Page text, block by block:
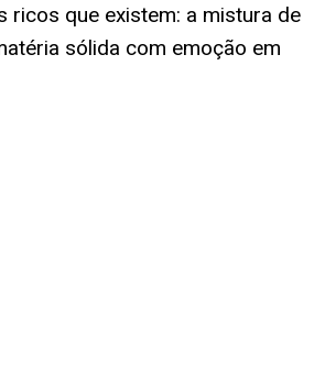
ricos que existem: a mistura de
sólida com emoção em